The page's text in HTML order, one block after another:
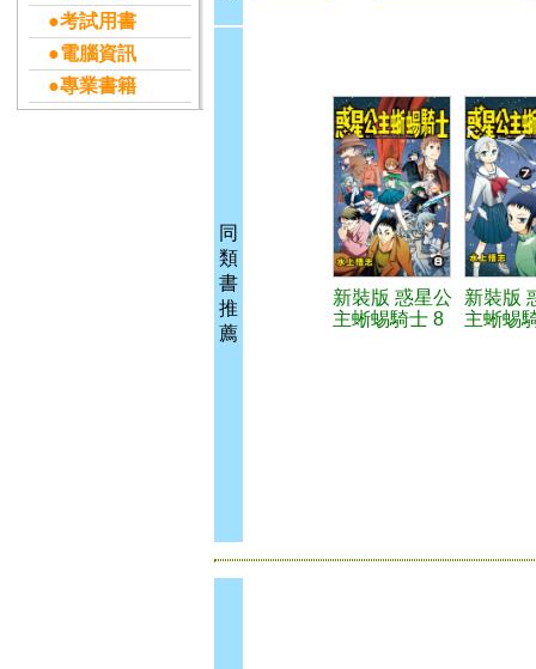
●考試用書
●電腦資訊
●專業書籍
同
類
書
推
薦
新裝版 惑星公
主蜥蜴騎士 8
新裝版
主蜥蜴